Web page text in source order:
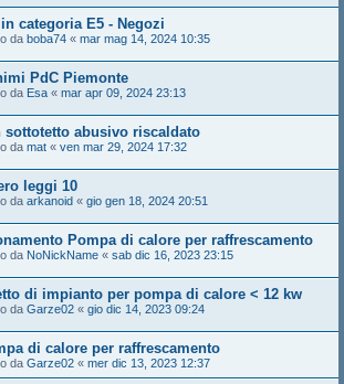
categoria E5 - Negozi
da boba74 « mar mag 14, 2024 10:35
PdC Piemonte
da Esa « mar apr 09, 2024 23:13
sottotetto abusivo riscaldato
da mat « ven mar 29, 2024 17:32
leggi 10
da arkanoid « gio gen 18, 2024 20:51
Pompa di calore per raffrescamento
da NoNickName « sab dic 16, 2023 23:15
di impianto per pompa di calore < 12 kw
da Garze02 « gio dic 14, 2023 09:24
di calore per raffrescamento
da Garze02 « mer dic 13, 2023 12:37